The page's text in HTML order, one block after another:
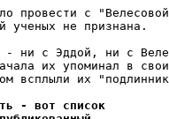
провести с
ученых не признана.
- ни с Эддой, ни с
их упоминал в
всплыли их
- вот список